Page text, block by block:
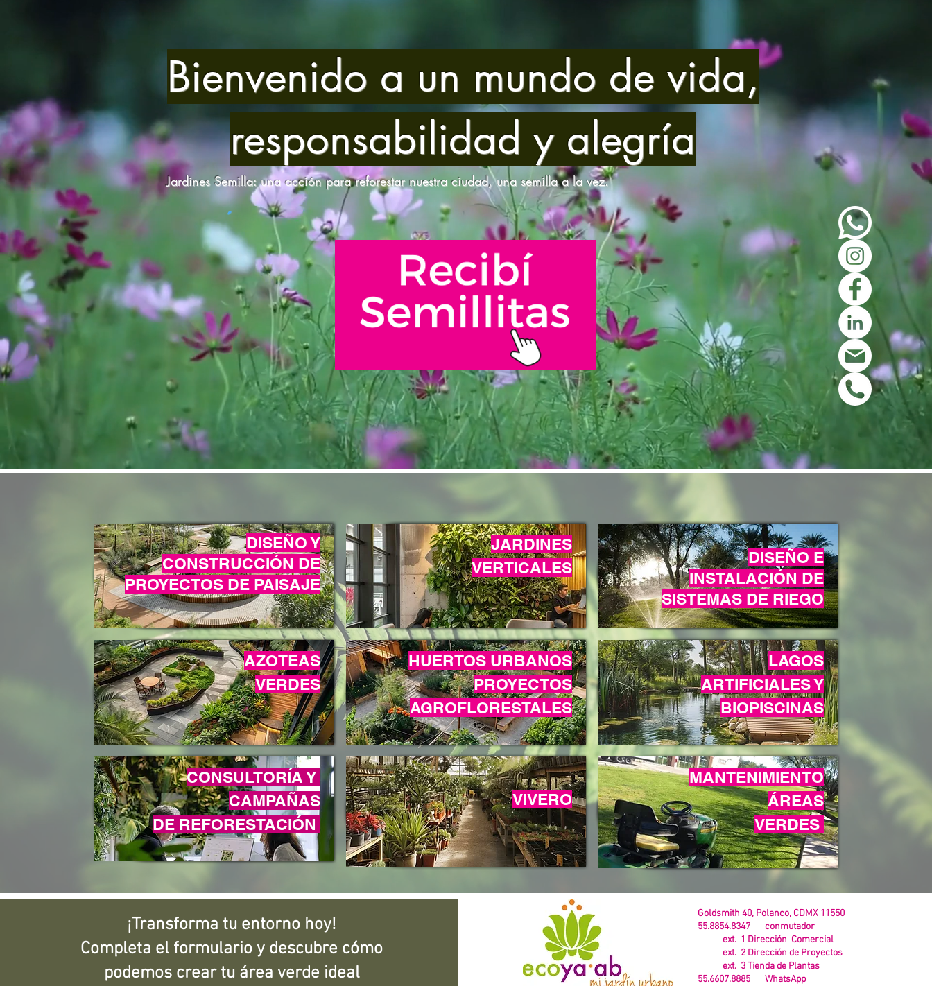
Bienvenido a un mundo de vida,
responsabilidad y alegría
Jardines Semilla: una acción para reforestar nuestra ciudad, una semilla a la vez.
DISEÑO Y
CONSTRUCCIÓN DE
PROYECTOS DE PAISAJE
AZOTEAS
VERDES
CONSULTORÍA Y
CAMPAÑAS
DE REFORESTACIÓN
JARDINES
VERTICALES
HUERTOS URBANOS
PROYECTOS
AGROFLORESTALES​
VIVERO
DISEÑO E
INSTALACIÓN DE
SISTEMAS DE RIEGO
LAGOS
ARTIFICIALES Y
BIOPISCINAS
MANTENIMIENTO
ÁREAS
VERDES
¡Transforma tu entorno hoy!
Completa el formulario y descubre cómo
podemos crear tu área verde ideal
Goldsmith 40, Polanco, CDMX 11550
55.8854.8347 conmutador
ext. 1 Dirección Comercial
ext. 2 Dirección de Proyectos
ext. 3 Tienda de Plantas
55.6607.8885 WhatsApp